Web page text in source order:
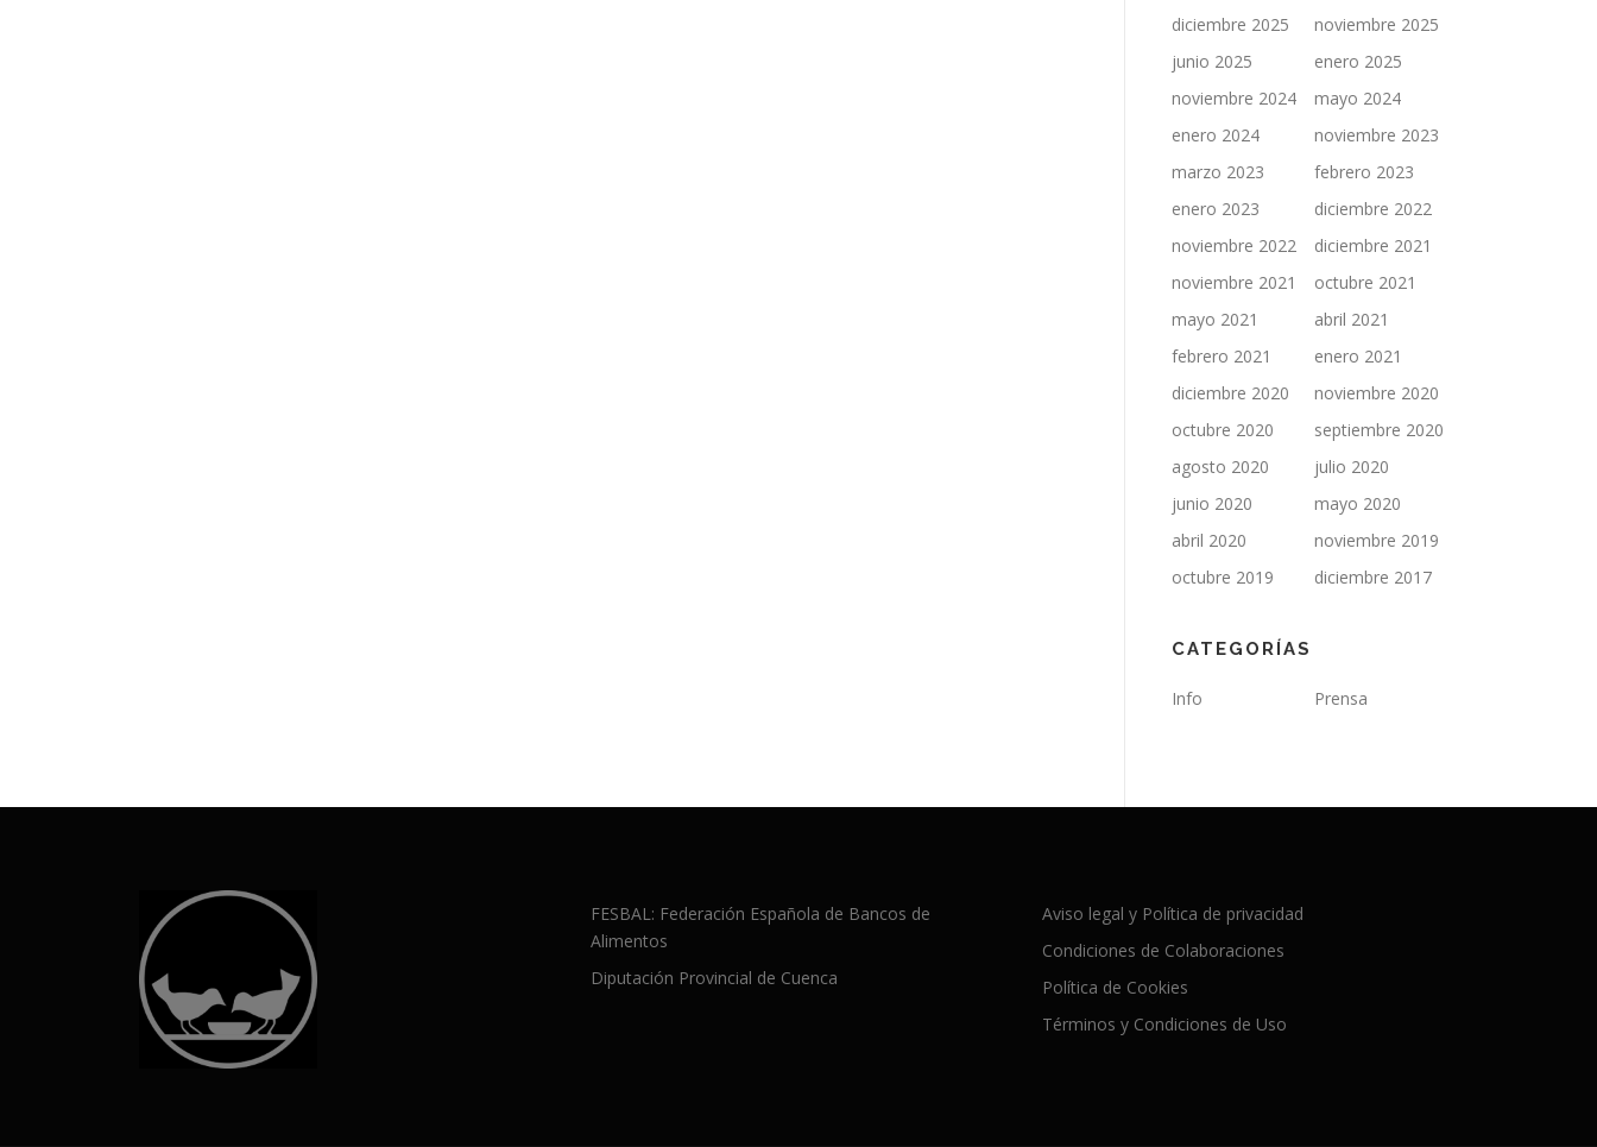
diciembre 2025
noviembre 2025
junio 2025
enero 2025
noviembre 2024
mayo 2024
enero 2024
noviembre 2023
marzo 2023
febrero 2023
enero 2023
diciembre 2022
noviembre 2022
diciembre 2021
noviembre 2021
octubre 2021
mayo 2021
abril 2021
febrero 2021
enero 2021
diciembre 2020
noviembre 2020
octubre 2020
septiembre 2020
agosto 2020
julio 2020
junio 2020
mayo 2020
abril 2020
noviembre 2019
octubre 2019
diciembre 2017
CATEGORÍAS
Info Prensa
FESBAL: Federación Española de Bancos de
Alimentos
Diputación Provincial de Cuenca
Aviso legal y Política de privacidad
Condiciones de Colaboraciones
Política de Cookies
Términos y Condiciones de Uso